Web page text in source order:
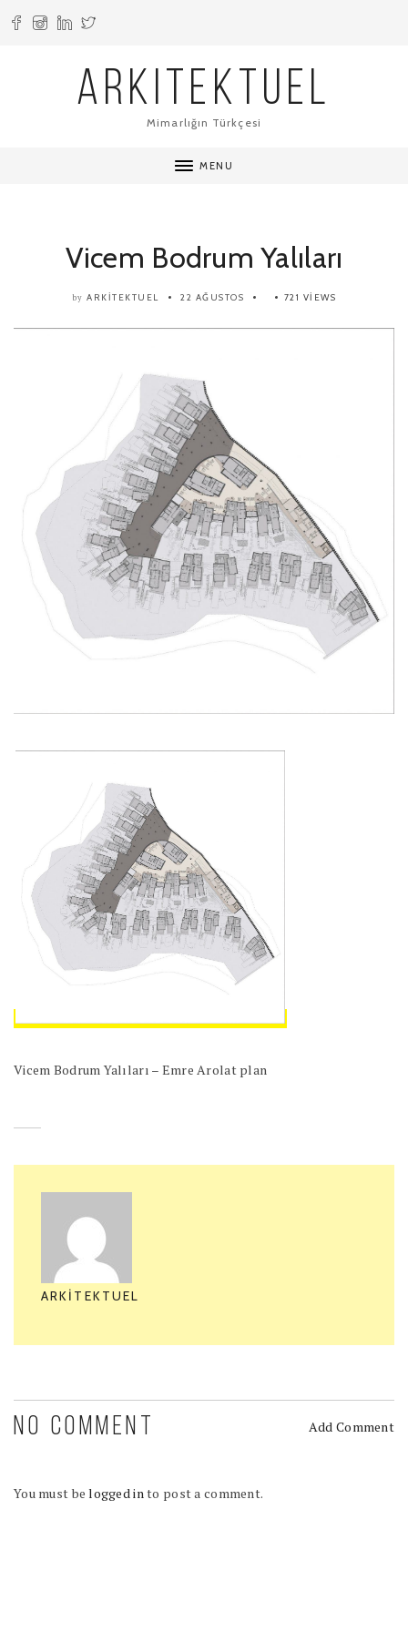
ARKITEKTUEL
Mimarlığın Türkçesi
MENU
Vicem Bodrum Yalıları
by ARKITEKTUEL 22 AĞUSTOS 721 VIEWS
Vicem Bodrum Yalıları – Emre Arolat plan
ARKITEKTUEL
NO COMMENT Add Comment
You must belogged into post a comment.